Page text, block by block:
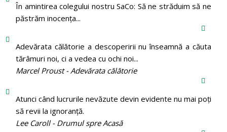
În amintirea colegului nostru SaCo: Să ne străduim să ne
păstrăm inocenţa...
Adevărata călătorie a descoperirii nu înseamnă a căuta
tărâmuri noi, ci a vedea cu ochi noi...
Marcel Proust - Adevărata călătorie
Atunci când lucrurile nevăzute devin evidente nu mai poți
să revii la ignoranță.
Lee Caroll - Drumul spre Acasă